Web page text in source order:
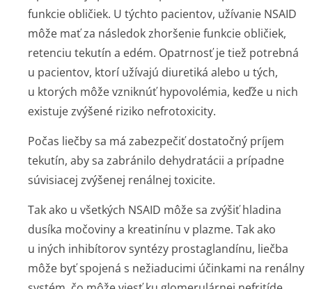
funkcie obličiek. U týchto pacientov, užívanie NSAID
môže mať za následok zhoršenie funkcie obličiek,
retenciu tekutín a edém. Opatrnosť je tiež potrebná
u pacientov, ktorí užívajú diuretiká alebo u tých,
u ktorých môže vzniknúť hypovolémia, keďže u nich
existuje zvýšené riziko nefrotoxicity.
Počas liečby sa má zabezpečiť dostatočný príjem
tekutín, aby sa zabránilo dehydratácii a prípadne
súvisiacej zvýšenej renálnej toxicite.
Tak ako u všetkých NSAID môže sa zvýšiť hladina
dusíka močoviny a kreatinínu v plazme. Tak ako
u iných inhibítorov syntézy prostaglandínu, liečba
môže byť spojená s nežiaducimi účinkami na renálny